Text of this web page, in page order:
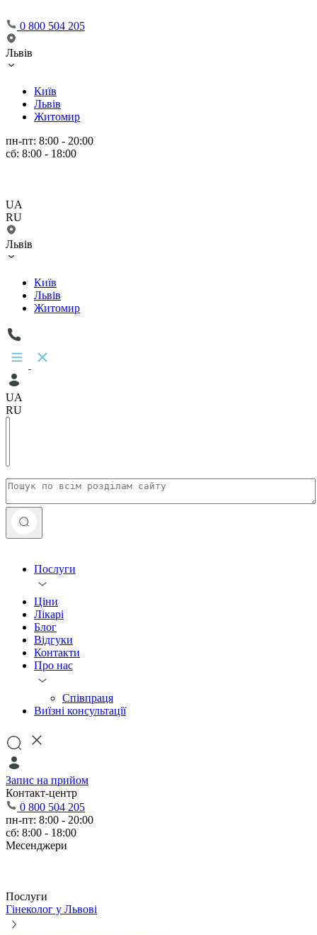
0 800 504 205
Львів
Київ
Львів
Житомир
пн-пт: 8:00 - 20:00
сб: 8:00 - 18:00
UA
RU
Львів
Київ
Львів
Житомир
UA
RU
Послуги
Ціни
Лікарі
Блог
Відгуки
Контакти
Про нас
Співпраця
Виїзні консультації
Запис на прийом
Контакт-центр
0 800 504 205
пн-пт: 8:00 - 20:00
сб: 8:00 - 18:00
Месенджери
Послуги
Гінеколог у Львові